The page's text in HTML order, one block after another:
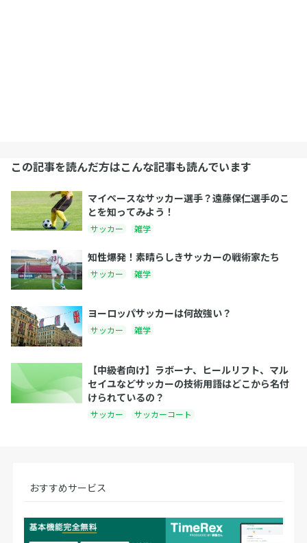
この記事を読んだ方はこんな記事も読んでいます
マイペースなサッカー選手？遠藤保仁選手のこ
とを知ってみよう！
サッカー 雑学
知性爆発！素晴らしきサッカーの戦術家たち
サッカー 雑学
ヨーロッパサッカーは何故強い？
サッカー 雑学
【中級者向け】ラボーナ、ヒールリフト、マル
セイユなどサッカーの技術用語はどこから名付
けられているの？
サッカー サッカーコート
おすすめサービス